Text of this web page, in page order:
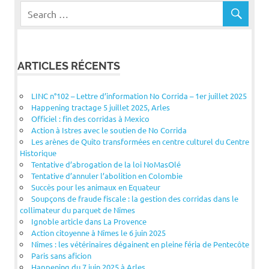
ARTICLES RÉCENTS
LINC n°102 – Lettre d’information No Corrida – 1er juillet 2025
Happening tractage 5 juillet 2025, Arles
Officiel : fin des corridas à Mexico
Action à Istres avec le soutien de No Corrida
Les arènes de Quito transformées en centre culturel du Centre
Historique
Tentative d’abrogation de la loi NoMasOlé
Tentative d’annuler l’abolition en Colombie
Succès pour les animaux en Equateur
Soupçons de fraude fiscale : la gestion des corridas dans le
collimateur du parquet de Nîmes
Ignoble article dans La Provence
Action citoyenne à Nîmes le 6 juin 2025
Nîmes : les vétérinaires dégainent en pleine féria de Pentecôte
Paris sans aficion
Happening du 7 juin 2025 à Arles